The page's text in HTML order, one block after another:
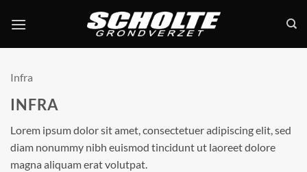
naar
Infra
INFRA
Lorem ipsum dolor sit amet, consectetuer adipiscing elit, sed
diam nonummy nibh euismod tincidunt ut laoreet dolore
magna aliquam erat volutpat.